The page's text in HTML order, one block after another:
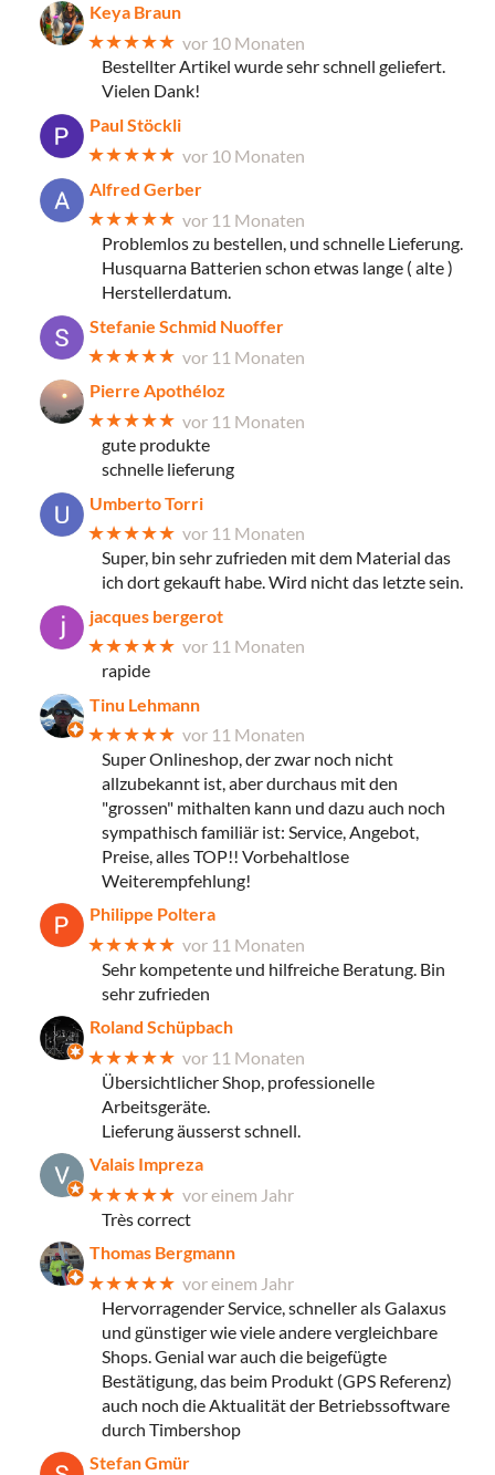
Keya Braun
★★★★★ vor 10 Monaten
Bestellter Artikel wurde sehr schnell geliefert.
Vielen Dank!
Paul Stöckli
★★★★★ vor 10 Monaten
Alfred Gerber
★★★★★ vor 11 Monaten
Problemlos zu bestellen, und schnelle Lieferung.
Husquarna Batterien schon etwas lange ( alte )
Herstellerdatum.
Stefanie Schmid Nuoffer
★★★★★ vor 11 Monaten
Pierre Apothéloz
★★★★★ vor 11 Monaten
gute produkte
schnelle lieferung
Umberto Torri
★★★★★ vor 11 Monaten
Super, bin sehr zufrieden mit dem Material das
ich dort gekauft habe. Wird nicht das letzte sein.
jacques bergerot
★★★★★ vor 11 Monaten
rapide
Tinu Lehmann
★★★★★ vor 11 Monaten
Super Onlineshop, der zwar noch nicht
allzubekannt ist, aber durchaus mit den
"grossen" mithalten kann und dazu auch noch
sympathisch familiär ist: Service, Angebot,
Preise, alles TOP!! Vorbehaltlose
Weiterempfehlung!
Philippe Poltera
★★★★★ vor 11 Monaten
Sehr kompetente und hilfreiche Beratung. Bin
sehr zufrieden
Roland Schüpbach
★★★★★ vor 11 Monaten
Übersichtlicher Shop, professionelle
Arbeitsgeräte.
Lieferung äusserst schnell.
Valais Impreza
★★★★★ vor einem Jahr
Très correct
Thomas Bergmann
★★★★★ vor einem Jahr
Hervorragender Service, schneller als Galaxus
und günstiger wie viele andere vergleichbare
Shops. Genial war auch die beigefügte
Bestätigung, das beim Produkt (GPS Referenz)
auch noch die Aktualität der Betriebssoftware
durch Timbershop
Stefan Gmür